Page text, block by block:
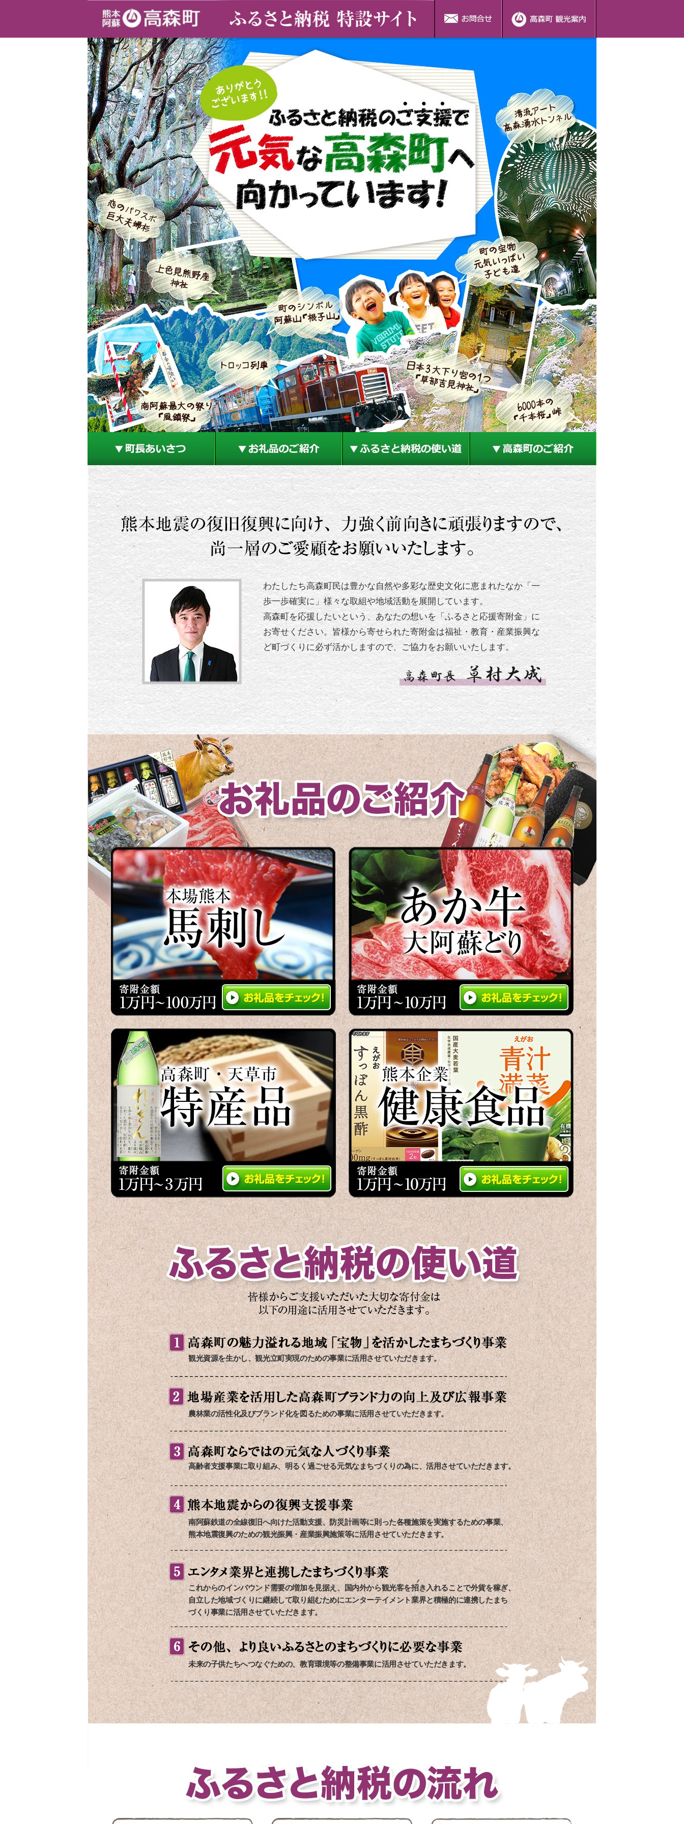
わたしたち高森町民は豊かな自然や多彩な歴史文化に恵まれたなか「一
歩一歩確実に」様々な取組や地域活動を展開しています。
高森町を応援したいという、あなたの想いを「ふるさと応援寄附金」に
お寄せください。皆様から寄せられた寄附金は福祉・教育・産業振興な
ど町づくりに必ず活かしますので、ご協力をお願いいたします。
観光資源を生かし、観光立町実現のための事業に活用させていただきます。
農林業の活性化及びブランド化を図るための事業に活用させていただきます。
高齢者支援事業に取り組み、明るく過ごせる元気なまちづくりの為に、活用させていただきます。
南阿蘇鉄道の全線復旧へ向けた活動支援、防災計画等に則った各種施策を実施するための事業、
熊本地震復興のための観光振興・産業振興施策等に活用させていただきます。
これからのインバウンド需要の増加を見据え、国内外から観光客を招き入れることで外貨を稼ぎ、
自立した地域づくりに継続して取り組むためにエンターテイメント業界と積極的に連携したまち
づくり事業に活用させていただきます。
未来の子供たちへつなぐための、教育環境等の整備事業に活用させていただきます。